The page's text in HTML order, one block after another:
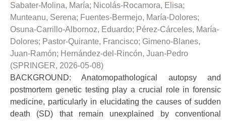
Sabater-Molina, María; Nicolás-Rocamora, Elisa;
Munteanu, Serena; Fuentes-Bermejo, María-Dolores;
Osuna-Carrillo-Albornoz, Eduardo; Pérez-Cárceles, María-
Dolores; Pastor-Quirante, Francisco; Gimeno-Blanes,
Juan-Ramón; Hernández-del-Rincón, Juan-Pedro
(SPRINGER, 2026-05-08)
BACKGROUND: Anatomopathological autopsy and
postmortem genetic testing play a crucial role in forensic
medicine, particularly in elucidating the causes of sudden
death (SD) that remain unexplained by conventional